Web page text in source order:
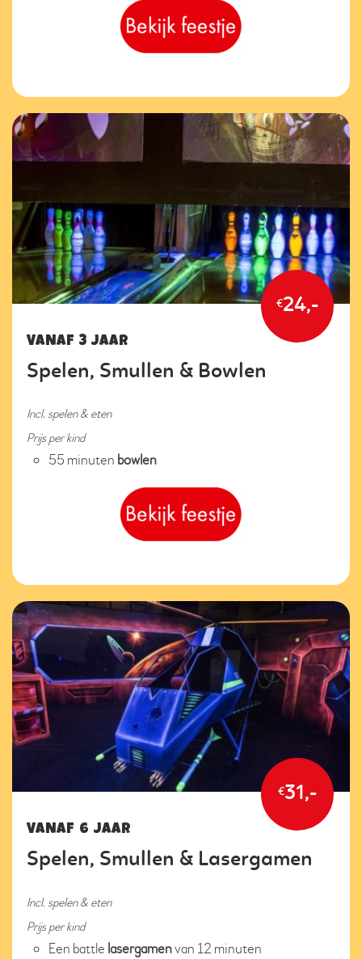
€24,-
VANAF 3 JAAR
Spelen, Smullen & Bowlen
Incl. spelen & eten
Prijs per kind
55 minuten bowlen
€31,-
VANAF 6 JAAR
Spelen, Smullen & Lasergamen
Incl. spelen & eten
Prijs per kind
Een battle lasergamenvan 12 minuten